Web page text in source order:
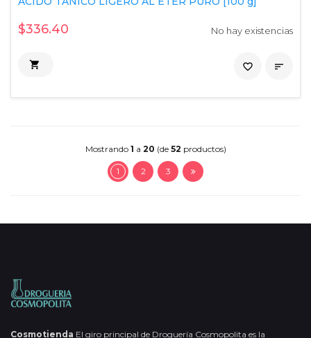
$336.40 No hay existencias
 
favorite_border
Mostrando 1 a 20 (de 52 productos)
1 2 3
Cosmotienda El giro principal de Droguería Cosmopolita es la